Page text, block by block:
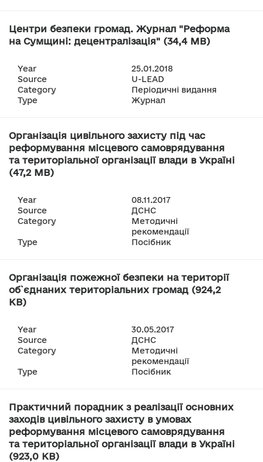
Центри безпеки громад. Журнал "Реформа
на Сумщині: децентралізація" (34,4 MB)
Year
25.01.2018
Source
U-LEAD
Category
Періодичні видання
Type
Журнал
Організація цивільного захисту під час
реформування місцевого самоврядування
та територіальної організації влади в Україні
(47,2 MB)
Year
08.11.2017
Source
ДСНС
Category
Методичні
рекомендації
Type
Посібник
Організація пожежної безпеки на території
об`єднаних територіальних громад (924,2
KB)
Year
30.05.2017
Source
ДСНС
Category
Методичні
рекомендації
Type
Посібник
Практичний порадник з реалізації основних
заходів цивільного захисту в умовах
реформування місцевого самоврядування
та територіальної організації влади в Україні
(923,0 KB)